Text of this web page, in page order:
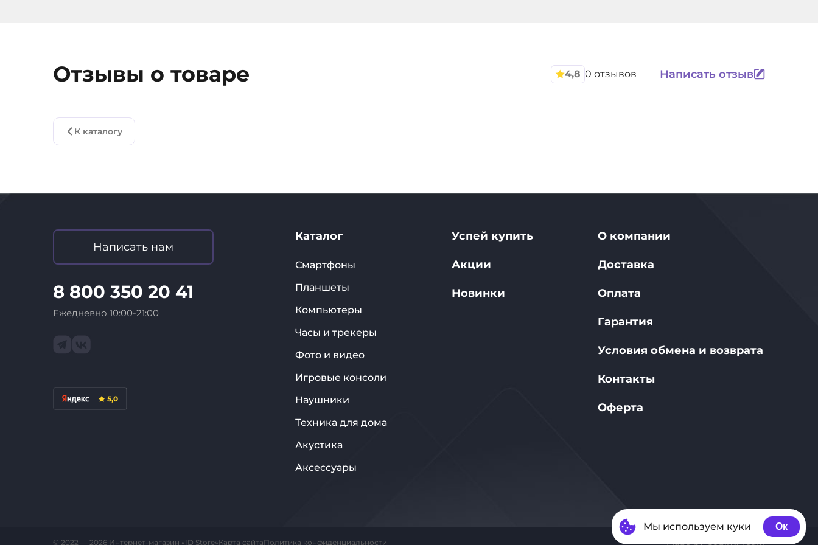
Мы используем куки Ок
Отзывы о товаре 4,8 0 отзывов Написать отзыв
К каталогу
Написать нам
8 800 350 20 41
Ежедневно 10:00-21:00
5,0
Каталог
Смартфоны
Планшеты
Компьютеры
Часы и трекеры
Фото и видео
Игровые консоли
Наушники
Техника для дома
Акустика
Аксессуары
Успей купить
Акции
Новинки
О компании
Доставка
Оплата
Гарантия
Условия обмена и возврата
Контакты
Оферта
© 2022 — 2026 Интернет-магазин «ID Store»Карта сайтаПолитика конфиденциальности Made by Coding Team